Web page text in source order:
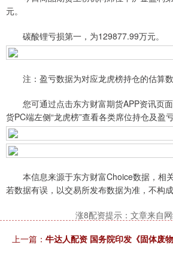
元。
碳酸锂亏损第一，为129877.99万元。
注：盈亏数据为对应龙虎榜持仓的估算数
您可通过点击东方财富期货APP资讯页面
货PC端左侧“龙虎榜”查看各类席位持仓及盈
本信息来源于东方财富Choice数据，相关
若数据有误，以交易所发布数据为准，不构成
涨8配资提示：文章来自网
上一篇： 牛达人配资 国务院印发《固体废